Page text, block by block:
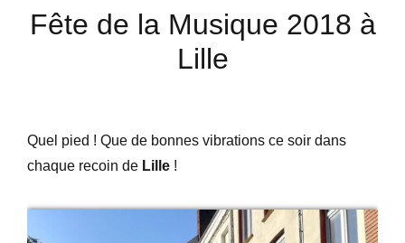
Fête de la Musique 2018 à
Lille
Quel pied ! Que de bonnes vibrations ce soir dans
chaque recoin de Lille !